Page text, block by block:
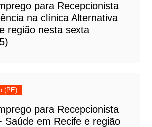
para Recepcionista
na clínica Alternativa
região nesta sexta
(PE)
para Recepcionista
Saúde em Recife e região